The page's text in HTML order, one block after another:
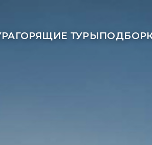
ГОРЯЩИЕ ТУРЫ